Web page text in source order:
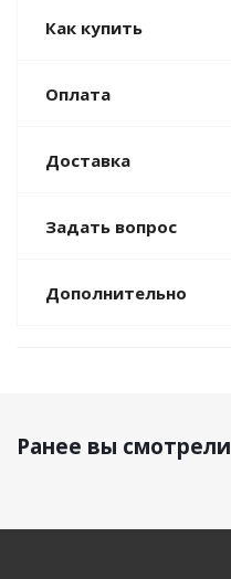
Как купить
Оплата
Доставка
Задать вопрос
Дополнительно
Ранее вы смотрели